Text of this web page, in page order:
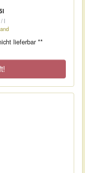
l
lieferbar **